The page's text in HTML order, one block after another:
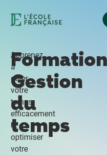
Formation
Gestion
du
temps
Apprenez
à
gérer
votre
temps
efficacement
et
optimiser
votre